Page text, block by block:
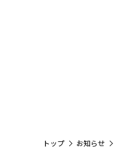
トップ お知らせ